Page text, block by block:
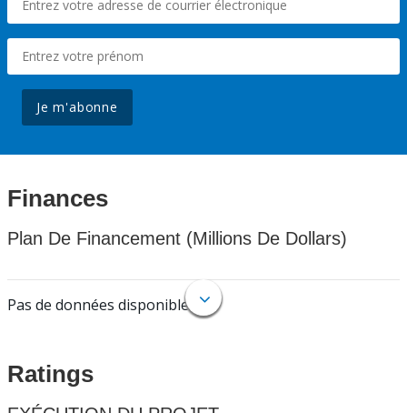
Je m'abonne
Finances
Plan De Financement (Millions De Dollars)
Pas de données disponibles.
Ratings